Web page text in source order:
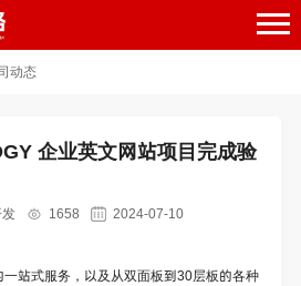
动态
企业英文网站项目完成验
1658
2024-07-10
站式服务，以及从双面板到30层板的各种